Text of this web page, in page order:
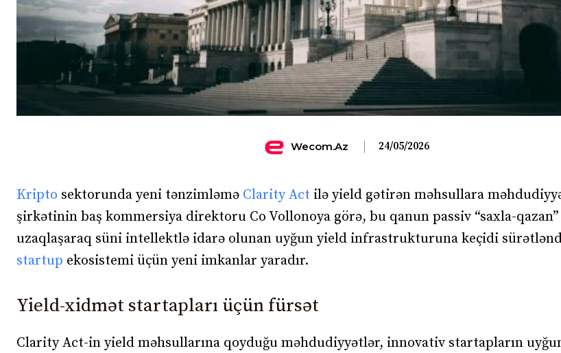
Wecom.az 24/05/2026
Kripto sektorunda yeni tənzimləmə Clarity Act ilə yield gətirən məhsullara
şirkətinin baş kommersiya direktoru Co Vollonoya görə, bu qanun passiv “saxla-
uzaqlaşaraq süni intellektlə idarə olunan uyğun yield infrastrukturuna keçidi
startup ekosistemi üçün yeni imkanlar yaradır.
Yield-xidmət startapları üçün fürsət
Clarity Act-in yield məhsullarına qoyduğu məhdudiyyətlər, innovativ startapların